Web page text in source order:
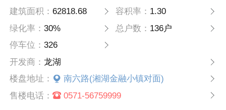
建筑面积：62818.68 容积率： 1.30
绿化率：30% 总户数： 136户
停车位：326
开发商：龙湖
楼盘地址：
南六路(湘湖金融小镇对面)
售楼电话：
0571-56759999